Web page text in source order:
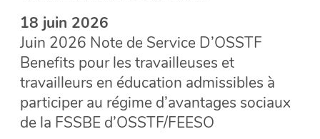
18 juin 2026
Juin 2026 Note de Service D’OSSTF
Benefits pour les travailleuses et
travailleurs en éducation admissibles à
participer au régime d’avantages sociaux
de la FSSBE d’OSSTF/FEESO